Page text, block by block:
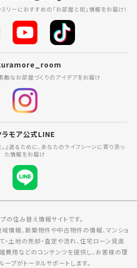
リーにおすすめの「お部屋と街」情報をお届け!
敵なお部屋づくりのアイデアをお届け
ラモア公式LINE
。』送るために、あなたのライフシーンに寄り添っ
た情報をお届け
プの住み替え情報サイトです。
情報、新築物件や中古物件の情報、マンショ
・土地の売却・査定や流れ、住宅ローン見直
費用などのコンテンツを提供し、お客様の理
プがトータルサポートします。